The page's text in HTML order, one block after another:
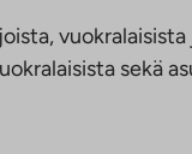
sekä